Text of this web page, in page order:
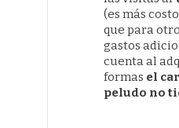
(es más
que para
gastos
cuenta al
formas el
peludo no